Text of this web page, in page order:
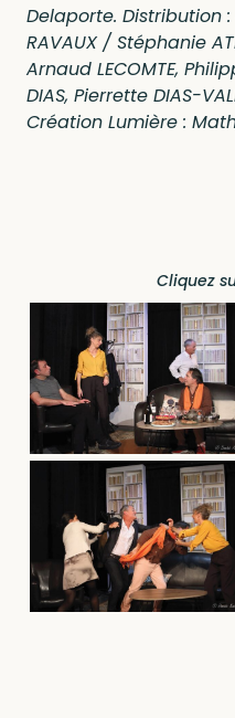
Delaporte. Distribution
RAVAUX / Stéphanie
Arnaud LECOMTE,
DIAS, Pierrette DIAS-
Création Lumière :
Cliquez